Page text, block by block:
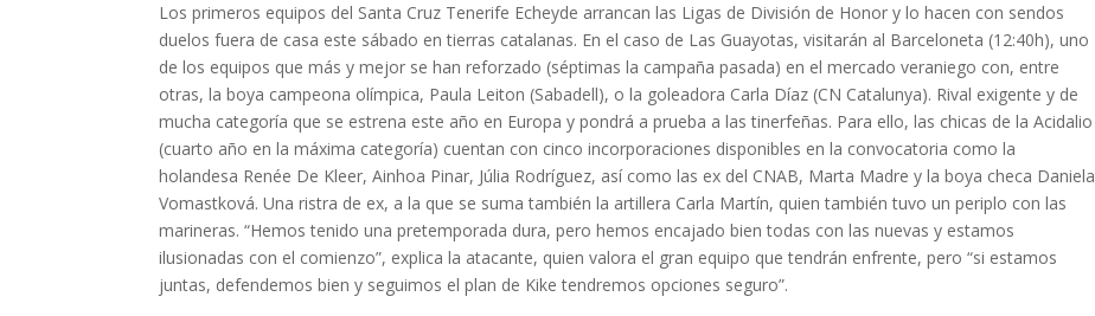
Los primeros equipos del Santa Cruz Tenerife Echeyde arrancan las Ligas de División de Honor y lo hacen con sendos
duelos fuera de casa este sábado en tierras catalanas. En el caso de Las Guayotas, visitarán al Barceloneta (12:40h), uno
de los equipos que más y mejor se han reforzado (séptimas la campaña pasada) en el mercado veraniego con, entre
otras, la boya campeona olímpica, Paula Leiton (Sabadell), o la goleadora Carla Díaz (CN Catalunya). Rival exigente y de
mucha categoría que se estrena este año en Europa y pondrá a prueba a las tinerfeñas. Para ello, las chicas de la Acidalio
(cuarto año en la máxima categoría) cuentan con cinco incorporaciones disponibles en la convocatoria como la
holandesa Renée De Kleer, Ainhoa Pinar, Júlia Rodríguez, así como las ex del CNAB, Marta Madre y la boya checa Daniela
Vomastková. Una ristra de ex, a la que se suma también la artillera Carla Martín, quien también tuvo un periplo con las
marineras. “Hemos tenido una pretemporada dura, pero hemos encajado bien todas con las nuevas y estamos
ilusionadas con el comienzo”, explica la atacante, quien valora el gran equipo que tendrán enfrente, pero “si estamos
juntas, defendemos bien y seguimos el plan de Kike tendremos opciones seguro”.